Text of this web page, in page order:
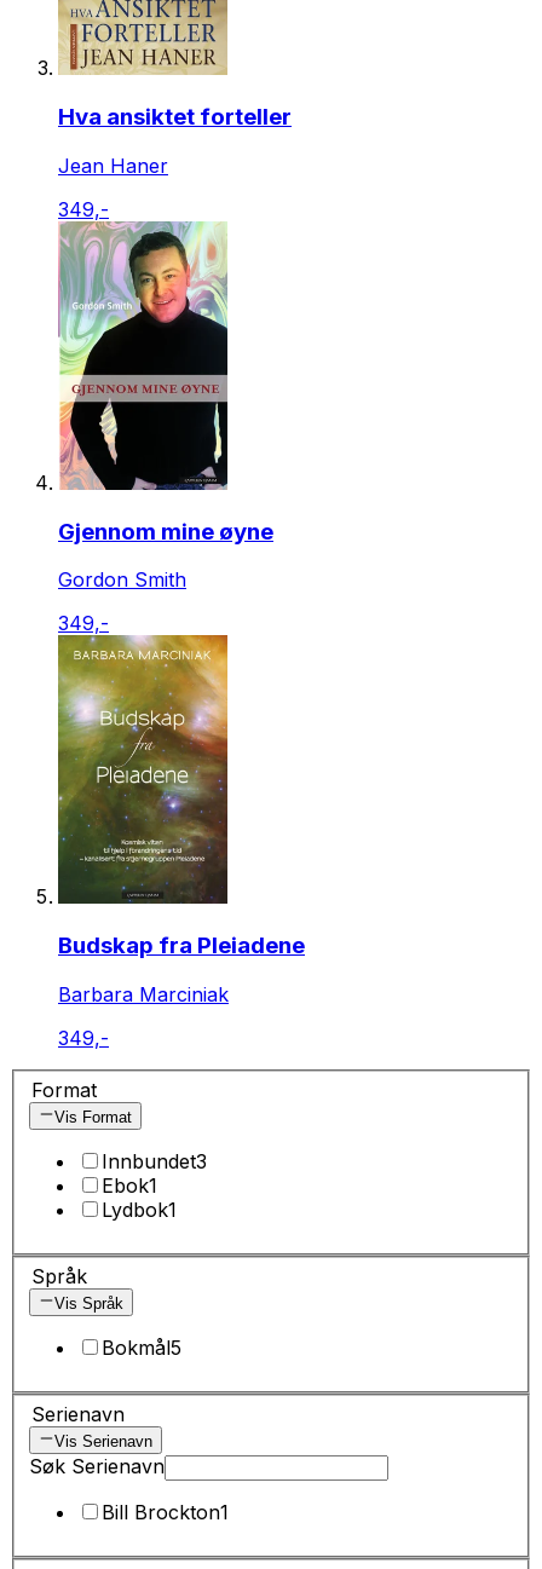
Hva ansiktet forteller
Jean Haner
349,-
Gjennom mine øyne
Gordon Smith
349,-
Budskap fra Pleiadene
Barbara Marciniak
349,-
Format
Vis Format
Innbundet3
Ebok1
Lydbok1
Språk
Vis Språk
Bokmål5
Serienavn
Vis Serienavn
Søk Serienavn
Bill Brockton1